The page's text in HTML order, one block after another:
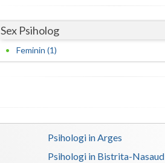
Mehedinti
Sex Psiholog
Feminin (1)
Psihologi in Arges
Psihologi in Bistrita-Nasaud